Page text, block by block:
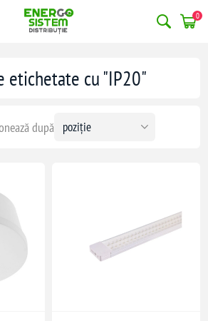
0
etichetate cu "IP20"
după